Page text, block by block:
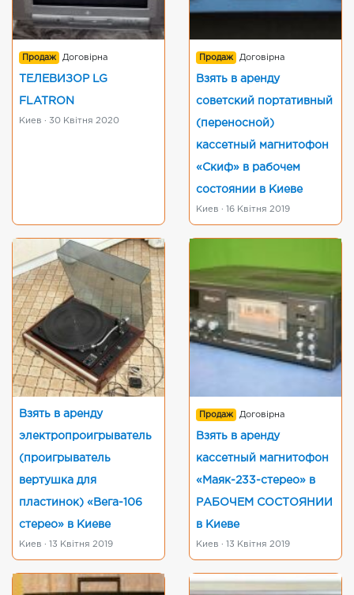
Продаж Договірна
ТЕЛЕВИЗОР LG
FLATRON
Киев · 30 Квітня 2020
Продаж Договірна
Взять в аренду
советский портативный
(переносной)
кассетный магнитофон
«Скиф» в рабочем
состоянии в Киеве
Киев · 16 Квітня 2019
Взять в аренду
электропроигрыватель
(проигрыватель
вертушка для
пластинок) «Вега-106
стерео» в Киеве
Киев · 13 Квітня 2019
Продаж Договірна
Взять в аренду
кассетный магнитофон
«Маяк-233-стерео» в
РАБОЧЕМ СОСТОЯНИИ
в Киеве
Киев · 13 Квітня 2019